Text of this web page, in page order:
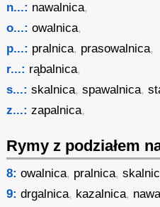
n...: nawalnica,
o...: owalnica,
p...: pralnica, prasowalnica,
r...: rąbalnica,
s...: skalnica,spawalnica,
z...: zapalnica,
Rymy z podziałem
8: owalnica, pralnica,
9: drgalnica, kazalnica,